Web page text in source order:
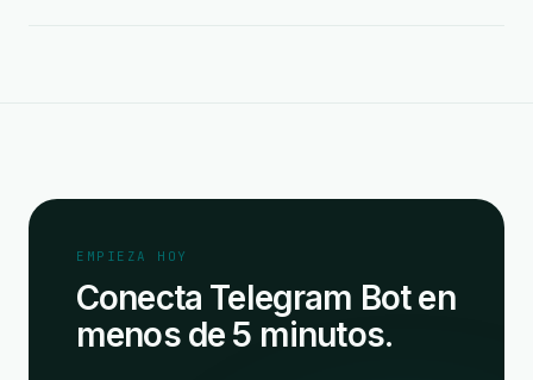
EMPIEZA HOY
Conecta Telegram Bot en
menos de 5 minutos.